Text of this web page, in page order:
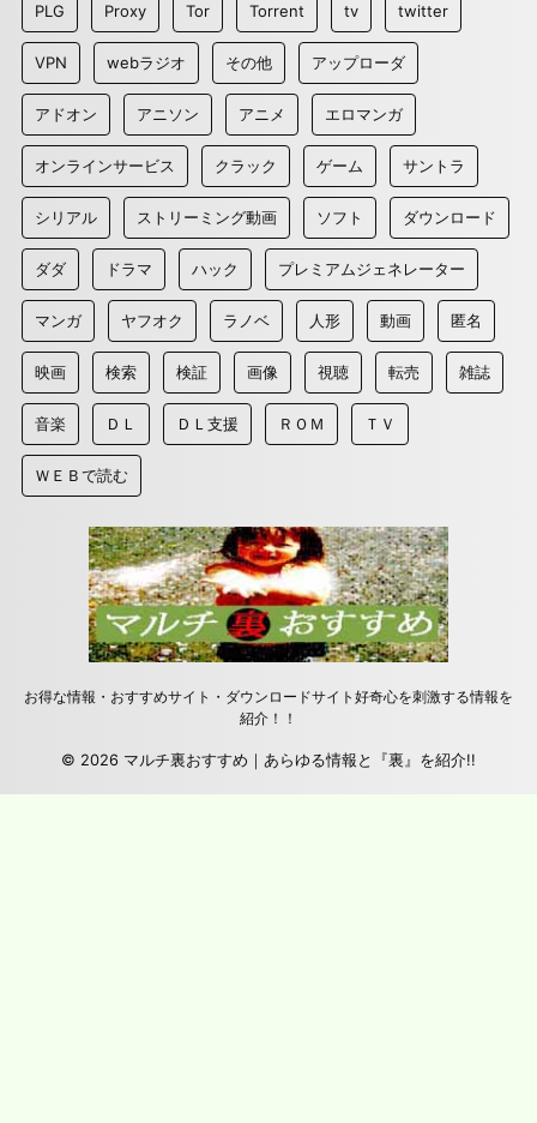
PLG Proxy Tor Torrent tv twitter
VPN webラジオ その他 アップローダ
アドオン アニソン アニメ エロマンガ
オンラインサービス クラック ゲーム サントラ
シリアル ストリーミング動画 ソフト ダウンロード
ダダ ドラマ ハック プレミアムジェネレーター
マンガ ヤフオク ラノベ 人形 動画 匿名
映画 検索 検証 画像 視聴 転売 雑誌
音楽 ＤＬ ＤＬ支援 ＲＯＭ ＴＶ
ＷＥＢで読む
お得な情報・おすすめサイト・ダウンロードサイト好奇心を刺激する情報を
紹介！！
© 2026 マルチ裏おすすめ｜あらゆる情報と『裏』を紹介!!